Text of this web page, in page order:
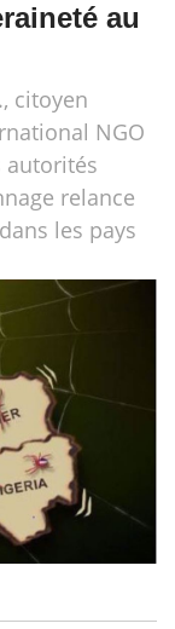
au
citoyen
NGO
autorités
relance
les pays